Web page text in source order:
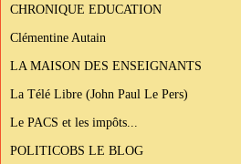
CHRONIQUE EDUCATION
Clémentine Autain
LA MAISON DES ENSEIGNANTS
La Télé Libre (John Paul Le Pers)
Le PACS et les impôts...
POLITICOBS LE BLOG